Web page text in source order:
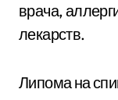
врача,
лекарств.
Липома на